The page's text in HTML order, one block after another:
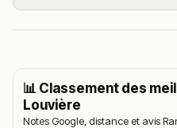
📊 Classement des
Louvière
Notes Google, distance et avis